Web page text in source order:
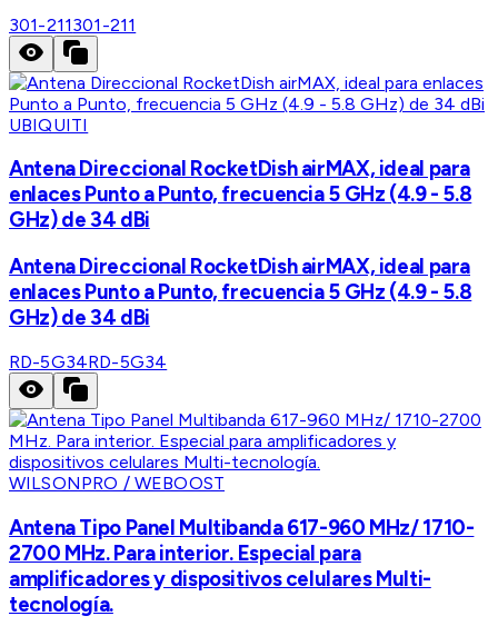
301-211301-211
UBIQUITI
Antena Direccional RocketDish airMAX, ideal para
enlaces Punto a Punto, frecuencia 5 GHz (4.9 - 5.8
GHz) de 34 dBi
Antena Direccional RocketDish airMAX, ideal para
enlaces Punto a Punto, frecuencia 5 GHz (4.9 - 5.8
GHz) de 34 dBi
RD-5G34RD-5G34
WILSONPRO / WEBOOST
Antena Tipo Panel Multibanda 617-960 MHz/ 1710-
2700 MHz. Para interior. Especial para
amplificadores y dispositivos celulares Multi-
tecnología.